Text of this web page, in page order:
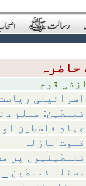
اسرائیلی
فلسطین: مسلم
جہادِ فلسطین
قنوت نازلہ
فلسطینیوں پر
مسئلہ فلسطین